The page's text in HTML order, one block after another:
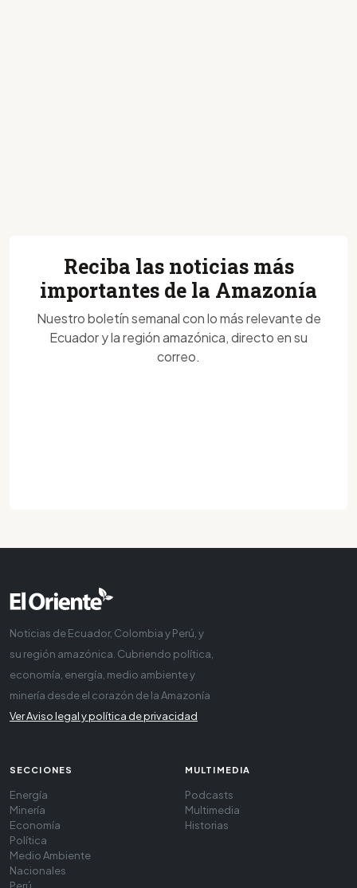
Reciba las noticias más
importantes de la Amazonía
Nuestro boletín semanal con lo más relevante de
Ecuador y la región amazónica, directo en su
correo.
Noticias de Ecuador, Colombia y Perú, y
su región amazónica. Cubriendo política,
economía, energía, medio ambiente y
minería desde el corazón de la Amazonía
Ver Aviso legal y política de privacidad
SECCIONES
Energía
Minería
Economía
Política
Medio Ambiente
Nacionales
MULTIMEDIA
Podcasts
Multimedia
Historias